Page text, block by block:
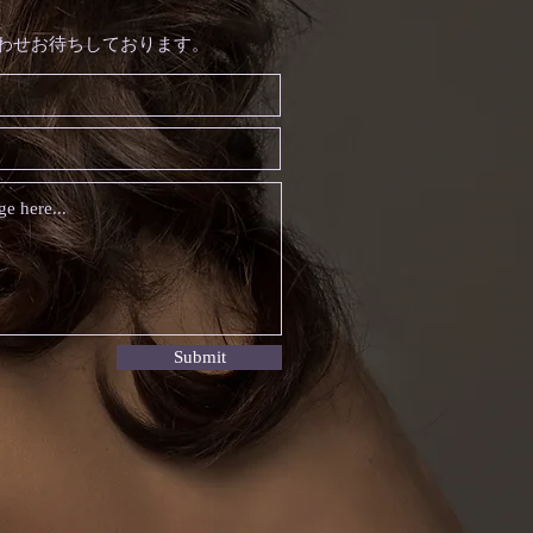
せお待ちしております。
Submit